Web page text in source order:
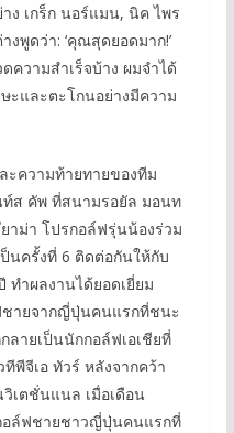
ง เกร็ก นอร์แมน, นิค ไพร
พูดว่า: ‘คุณสุดยอดมาก!’
ความสำเร็จบ้าง ผมจำได้
และตะโกนอย่างมีความ
ความท้ายทายของทีม
ส คัพ ที่สนามรอยัล มอนท
าม่า โปรกอล์ฟรุ่นน้องร่วม
นครั้งที่ 6 ติดต่อกันให้กับ
ำผลงานได้ยอดเยี่ยม
ชายจากญี่ปุ่นคนแรกที่ชนะ
ลายเป็นนักกอล์ฟเอเชียที่
พีจีเอ ทัวร์ หลังจากคว้า
เตชั่นแนล เมื่อเดือน
ล์ฟชายชาวญี่ปุ่นคนแรกที่